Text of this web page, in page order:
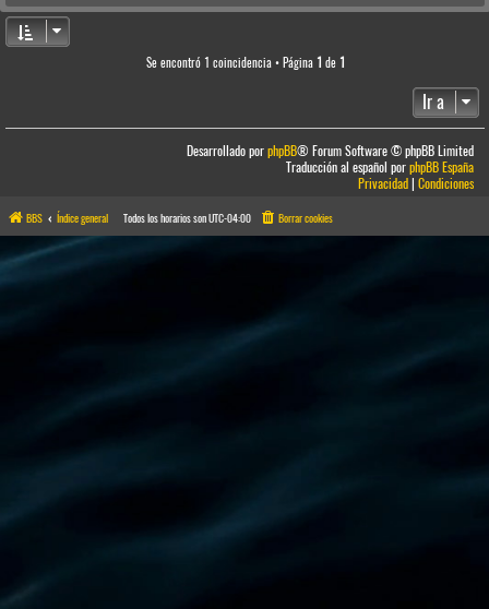
Se encontró 1 coincidencia • Página 1 de 1
Ir a
Desarrollado porphpBB® Forum Software © phpBB Limited
Traducción al español porphpBB España
Privacidad|Condiciones
BBS Índice general Todos los horarios sonUTC-04:00 Borrar cookies